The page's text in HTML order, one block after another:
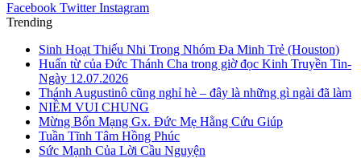
Facebook Twitter Instagram
Trending
Sinh Hoạt Thiếu Nhi Trong Nhóm Đa Minh Trẻ (Houston)
Huấn từ của Đức Thánh Cha trong giờ đọc Kinh Truyền Tin-
Ngày 12.07.2026
Thánh Augustinô cũng nghỉ hè – đây là những gì ngài đã làm
NIỀM VUI CHUNG
Mừng Bổn Mạng Gx. Đức Mẹ Hằng Cứu Giúp
Tuần Tĩnh Tâm Hồng Phúc
Sức Mạnh Của Lời Cầu Nguyện